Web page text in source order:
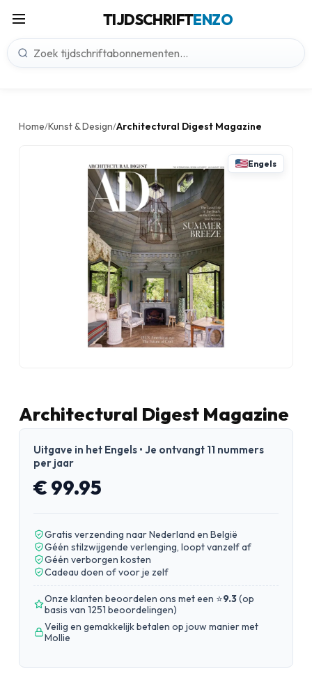
TIJDSCHRIFTENZO
Home/Kunst & Design/Architectural Digest Magazine
Engels
Architectural Digest Magazine
Uitgave in het Engels • Je ontvangt 11 nummers
per jaar
€ 99.95
Gratis verzending naar Nederland en België
Géén stilzwijgende verlenging, loopt vanzelf af
Géén verborgen kosten
Cadeau doen of voor je zelf
Onze klanten beoordelen ons met een ⭐9.3(op
basis van 1251 beoordelingen)
Veilig en gemakkelijk betalen op jouw manier met
Mollie